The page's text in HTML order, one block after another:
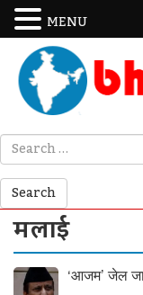
मलाई
‘आजम’ जेल
MENU